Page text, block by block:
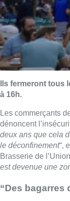
Ils fermeront tous
à 16h.
Les commerçants
dénoncent
deux ans que cela
le déconfinement“,
Brasserie de
est devenue une
“Des bagarres